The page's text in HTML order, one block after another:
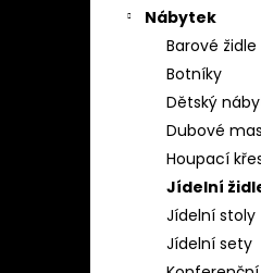
Nábytek
Barové židle
Botníky
Dětský
Dubové
Houpací
Jídelní
Jídelní stoly
Jídelní sety
STOJAN NA